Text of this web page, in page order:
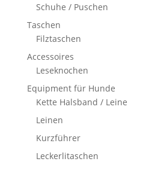
Schuhe / Puschen
Taschen
Filztaschen
Accessoires
Leseknochen
Equipment für Hunde
Kette Halsband / Leine
Leinen
Kurzführer
Leckerlitaschen